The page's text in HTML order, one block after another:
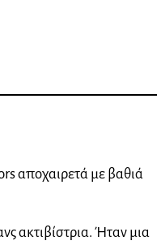
αποχαιρετά με βαθιά
ακτιβίστρια. Ήταν μια